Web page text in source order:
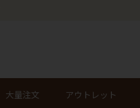
大量注文 アウトレット